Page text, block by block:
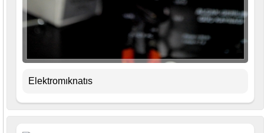
Elektromıknatıs